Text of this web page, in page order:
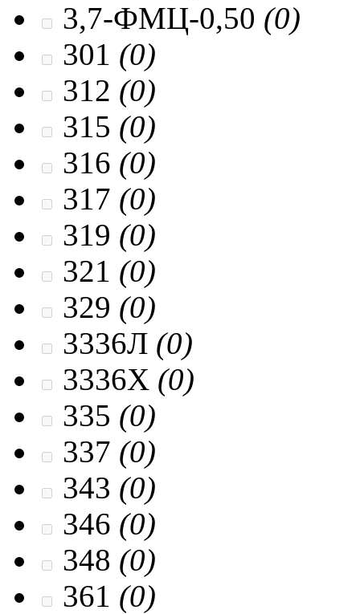
3,7-ФМЦ-0,50 (0)
301 (0)
312 (0)
315 (0)
316 (0)
317 (0)
319 (0)
321 (0)
329 (0)
3336Л (0)
3336Х (0)
335 (0)
337 (0)
343 (0)
346 (0)
348 (0)
361 (0)